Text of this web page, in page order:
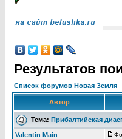
Результатов
Список форумов Новая Земля
Автор
Тема: Прибалтийская
Valentin Main